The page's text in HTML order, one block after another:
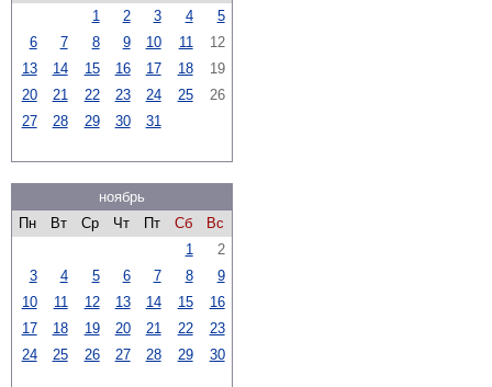
1
2 3 4
5
6
7 8 9 10 11
12
13
14 15 16 17 18
19
20
21 22 23 24 25
26
27
28 29 30 31
ноябрь
Пн
Вт Ср Чт Пт Сб
Вс
1
2
3
4 5 6 7 8
9
10
11 12 13 14 15
16
17
18 19 20 21 22
23
24
25 26 27 28 29 30